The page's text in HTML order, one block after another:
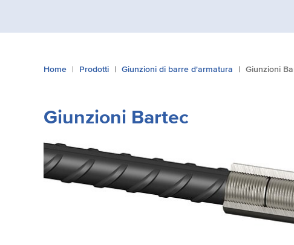
Tu
Home Prodotti Giunzioni di barre d'armatura Giunzioni
Giunzioni Bartec